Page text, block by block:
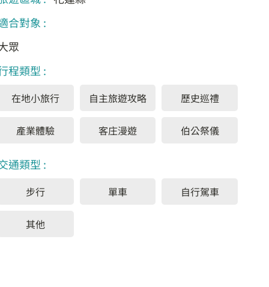
合對象 :
眾
程類型 :
在地小旅行 自主旅遊攻略 歷史巡禮
產業體驗 客庄漫遊 伯公祭儀
通類型 :
步行 單車 自行駕車
其他